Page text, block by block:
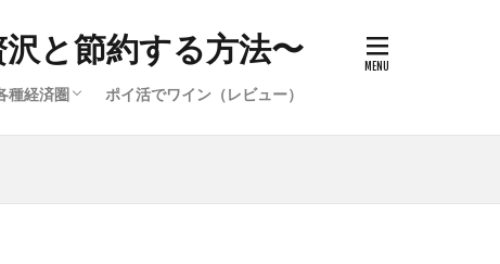
と節約する方法〜
件）
イ活案件）
ポイ活案
イ活案件）
種経済圏
イオン経済圏の攻略
楽天経済圏の攻略
ポイ活でワイン（レビュー）